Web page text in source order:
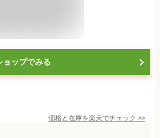
ョップでみる
価格と在庫を楽天でチェック >>